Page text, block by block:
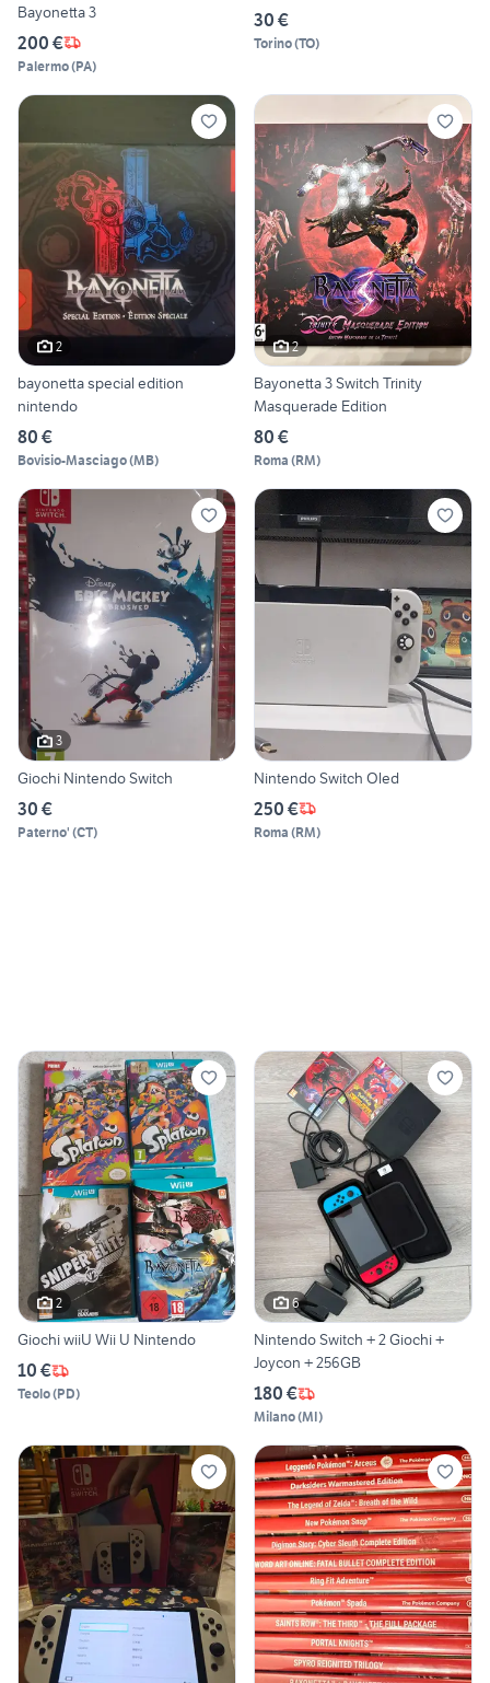
Bayonetta 3
200 €
Palermo(PA)
30 €
Torino(TO)
2
bayonetta special edition
nintendo
80 €
Bovisio-Masciago(MB)
2
Bayonetta 3 Switch Trinity
Masquerade Edition
80 €
Roma (RM)
3
Giochi Nintendo Switch
30 €
Paterno' (CT)
Nintendo Switch Oled
250 €
Roma (RM)
2
Giochi wiiU Wii U Nintendo
10 €
Teolo(PD)
6
Nintendo Switch + 2 Giochi +
Joycon + 256GB
180 €
Milano(MI)